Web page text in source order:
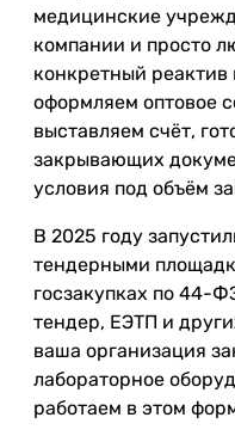
медицинские
компании и просто
конкретный
оформляем оптовое
выставляем счёт,
закрывающих
условия под объём
В 2025 году
тендерными
госзакупках по 44-
тендер, ЕЭТП и
ваша организация
лабораторное
работаем в этом